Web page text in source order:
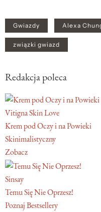
Gwiazdy Alexa
związki gwiazd
Redakcja poleca
Vitigna Skin Love
Krem pod Oczy i na Powieki
Skinimalistyczny
Zobacz
Sinsay
Temu Się Nie Oprzesz!
Poznaj Bestsellery